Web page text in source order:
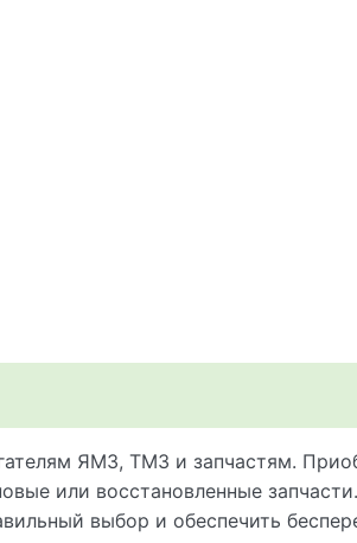
ЯМЗ, ТМЗ и запчастям.
или восстановленные
выбор и обеспечить